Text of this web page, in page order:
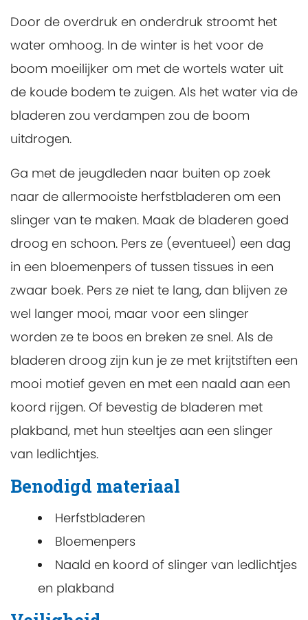
Door de overdruk en onderdruk stroomt het
water omhoog. In de winter is het voor de
boom moeilijker om met de wortels water uit
de koude bodem te zuigen. Als het water via de
bladeren zou verdampen zou de boom
uitdrogen.
Ga met de jeugdleden naar buiten op zoek
naar de allermooiste herfstbladeren om een
slinger van te maken. Maak de bladeren goed
droog en schoon. Pers ze (eventueel) een dag
in een bloemenpers of tussen tissues in een
zwaar boek. Pers ze niet te lang, dan blijven ze
wel langer mooi, maar voor een slinger
worden ze te boos en breken ze snel. Als de
bladeren droog zijn kun je ze met krijtstiften een
mooi motief geven en met een naald aan een
koord rijgen. Of bevestig de bladeren met
plakband, met hun steeltjes aan een slinger
van ledlichtjes.
Benodigd materiaal
Herfstbladeren
Bloemenpers
Naald en koord of slinger van ledlichtjes
en plakband